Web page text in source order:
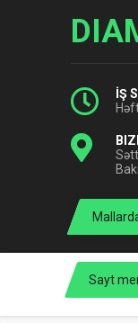
İŞ
Sayt